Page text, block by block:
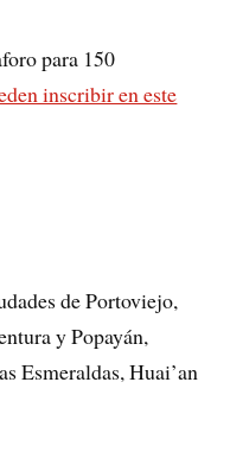
para 150
inscribir en este
de Portoviejo,
y Popayán,
Esmeraldas, Huai’an